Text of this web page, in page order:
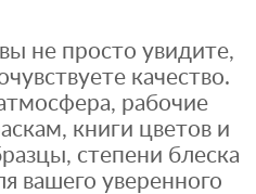
не просто увидите,
качество.
рабочие
книги цветов и
степени блеска
вашего уверенного